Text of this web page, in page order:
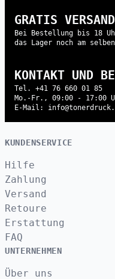
GRATIS
Bei Bestellung bis 18
das Lager noch am
KONTAKT UND
Tel. +41 76 660 01 85
Mo.-Fr., 09:00 - 17:00
E-Mail:
KUNDENSERVICE
Hilfe
Zahlung
Versand
Retoure
Erstattung
FAQ
UNTERNEHMEN
Über uns